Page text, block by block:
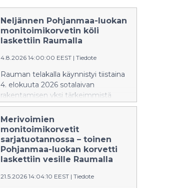
Neljännen Pohjanmaa-luokan
monitoimikorvetin köli
laskettiin Raumalla
4.8.2026 14:00:00 EEST | Tiedote
Rauman telakalla käynnistyi tiistaina
4. elokuuta 2026 sotalaivan
rakentamisen yksi tärkeimmistä
vaiheista, kun neljännen Pohjanmaa-
luokan monitoimikorvetin köli
laskettiin. Symbolisesti merkittävä
hetki tarkoittaa, että aluksen rungon
kokoonpano pääsee nyt kunnolla
vauhtiin.
Merivoimien
monitoimikorvetit
sarjatuotannossa – toinen
Pohjanmaa-luokan korvetti
laskettiin vesille Raumalla
21.5.2026 14:04:10 EEST | Tiedote